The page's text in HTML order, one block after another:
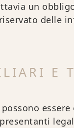
un
delle
E
essere